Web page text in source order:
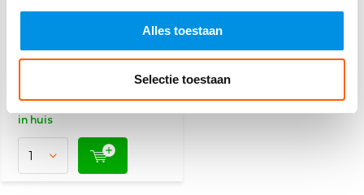
Alles toestaan
Selectie toestaan
Zaklamp
in huis